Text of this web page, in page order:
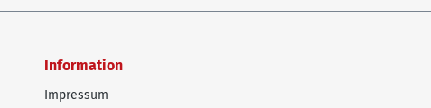
Information
Impressum